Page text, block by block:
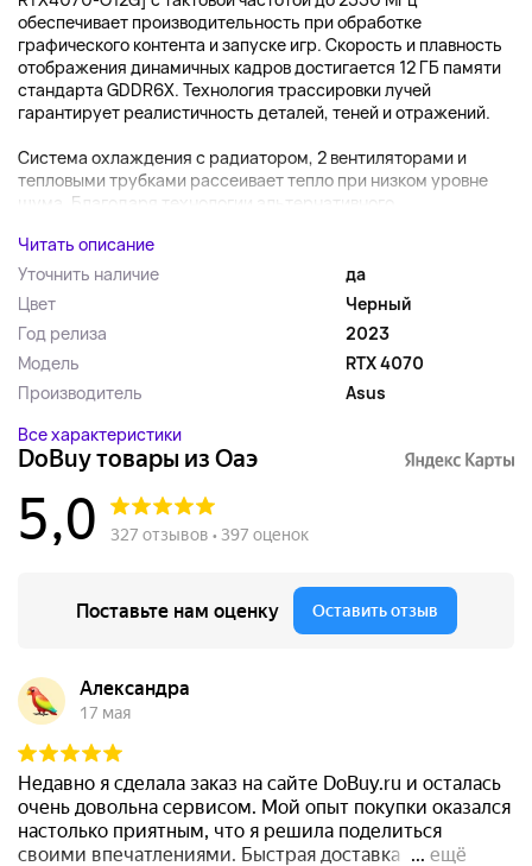
обеспечивает производительность при обработке
графического контента и запуске игр. Скорость и плавность
отображения динамичных кадров достигается 12 ГБ памяти
стандарта GDDR6X. Технология трассировки лучей
гарантирует реалистичность деталей, теней и отражений.
Система охлаждения с радиатором, 2 вентиляторами и
тепловыми трубками рассеивает тепло при низком уровне
шума. Благодаря технологии альтернативного...
Читать описание
Уточнить наличие
да
Цвет
Черный
Год релиза
2023
Модель
RTX 4070
Производитель
Asus
Все характеристики